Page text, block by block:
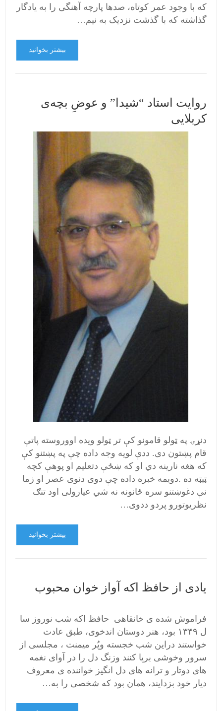
که با وجود عمر کوتاه، صدها پارچه آهنگی را به یادگار
گذاشته که با گذشت نزدیک به نیم…
بیشتر بخوانید
روایت استاد “شیدا” و عوضِ بچه‌ی
کربلایی
دنړۍ په ټولو قامونو کې تر ټولو ویده اووروسته پاتې
قام پښتون دی. ددې لویه وجه داده چې په پښتنو کې
که هغه نارینه دي او که ښځې دتعلیم او پوهې کچه
ټیټه ده .دویمه خبره داده چې دوی دنوی عصر او زما
نې دغوښتنو سره ځانونه نه شي عیارولی اود تنګ
نظریوتورو پردو ددوی…
بیشتر بخوانید
یادی از حافظ اکه آواز خوان محبوب
فراموش شده ی خانقاهی حافظ اکه شب نوروز سا
ل ۱۳۴۹ بود، هنر دوستان اندخوی، طبق عادت
خواستند دراین شب خجسته وپُر میمنت ، مجلسی از
سرور وخوشی برپا کنند وزنگ دل را در آوای نغمه
های دوتار و ترانه های دل انگیز خواننده ی معروف
دیار خود بزدایند، همان بود که شخصی را به…